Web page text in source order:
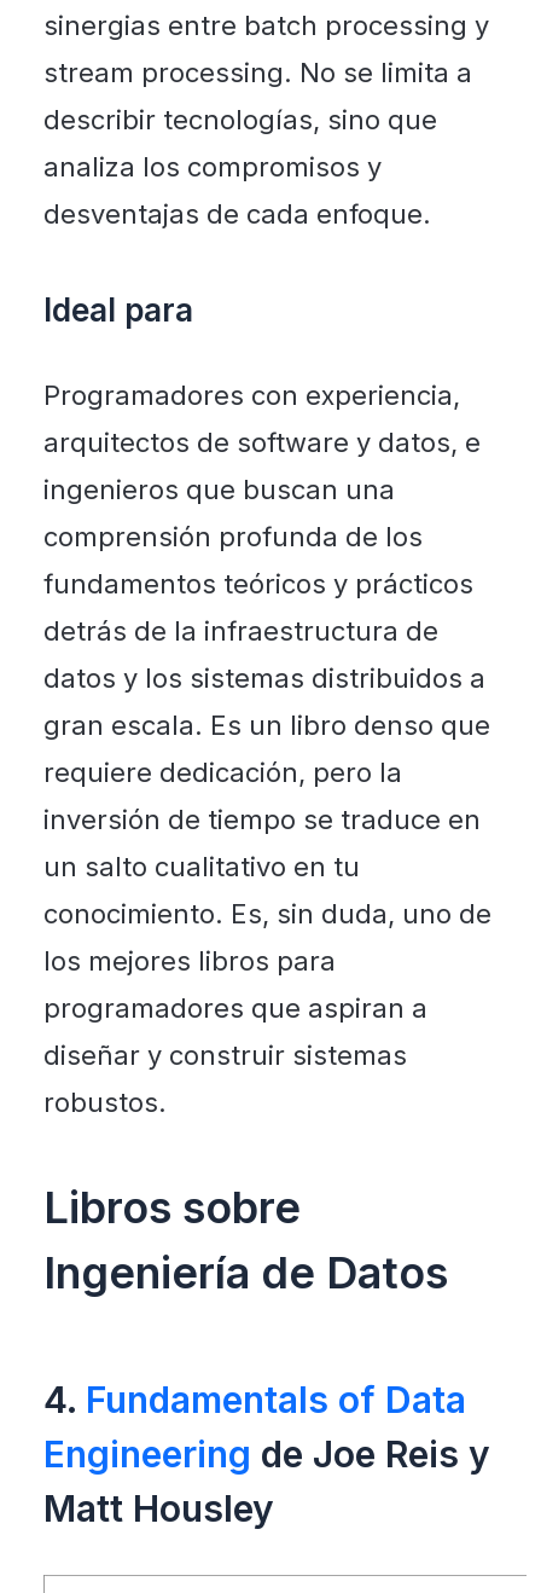
sinergias entre batch processing y
stream processing. No se limita a
describir tecnologías, sino que
analiza los compromisos y
desventajas de cada enfoque.
Ideal para
Programadores con experiencia,
arquitectos de software y datos, e
ingenieros que buscan una
comprensión profunda de los
fundamentos teóricos y prácticos
detrás de la infraestructura de
datos y los sistemas distribuidos a
gran escala. Es un libro denso que
requiere dedicación, pero la
inversión de tiempo se traduce en
un salto cualitativo en tu
conocimiento. Es, sin duda, uno de
los mejores libros para
programadores que aspiran a
diseñar y construir sistemas
robustos.
Libros sobre
Ingeniería de Datos
4. Fundamentals of Data
Engineering de Joe Reis y
Matt Housley